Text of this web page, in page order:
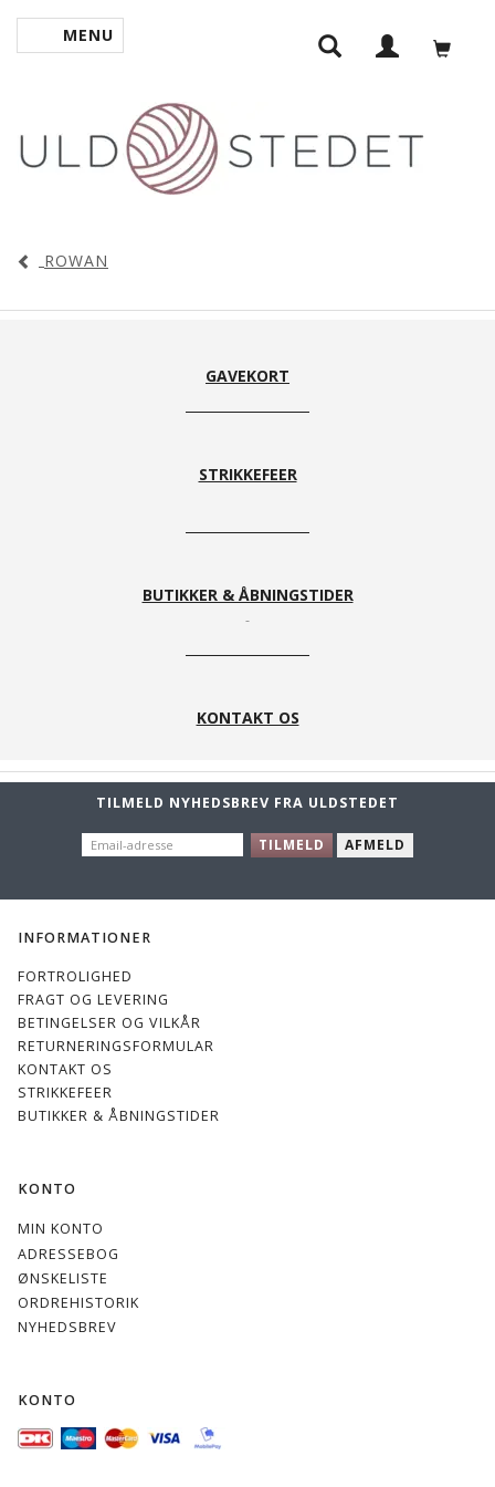
SKIFTE NAVIGATION
MENU
ROWAN
GAVEKORT
STRIKKEFEER
BUTIKKER & ÅBNINGSTIDER
KONTAKT OS
TILMELD NYHEDSBREV FRA ULDSTEDET
EMAIL-
ADRESSE
TILMELD AFMELD
INFORMATIONER
FORTROLIGHED
FRAGT OG LEVERING
BETINGELSER OG VILKÅR
RETURNERINGSFORMULAR
KONTAKT OS
STRIKKEFEER
BUTIKKER & ÅBNINGSTIDER
KONTO
MIN KONTO
ADRESSEBOG
ØNSKELISTE
ORDREHISTORIK
NYHEDSBREV
KONTO